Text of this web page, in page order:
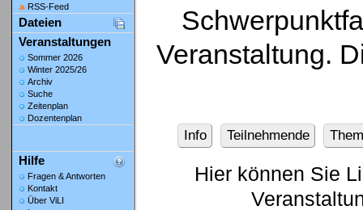
RSS-Feed
Dateien
Veranstaltungen
Sommer 2026
Winter 2025/26
Archiv
Suche
Zeitenplan
Dozentenplan
Hilfe
Fragen & Antworten
Kontakt
Über ViLI
Veranstaltung.
Info Teilnehmende
Hier können Sie